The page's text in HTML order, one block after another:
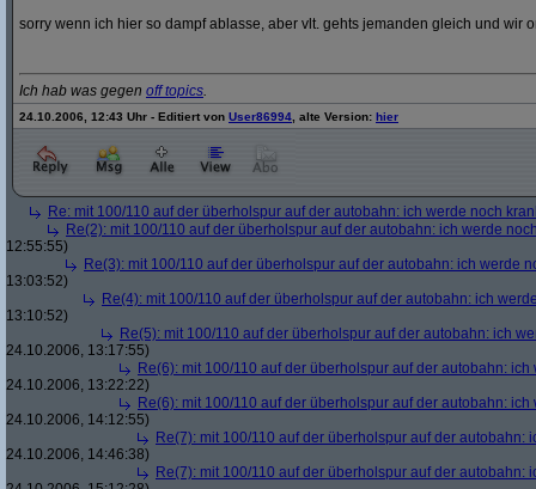
sorry wenn ich hier so dampf ablasse, aber vlt. gehts jemanden gleich und wir
Ich hab was gegen off topics.
24.10.2006, 12:43 Uhr - Editiert von User86994 , alte Version: hier
Re: mit 100/110 auf der überholspur auf der autobahn: ich werde noch
Re(2): mit 100/110 auf der überholspur auf der autobahn: ich werde
12:55:55)
Re(3): mit 100/110 auf der überholspur auf der autobahn: ich werde
13:03:52)
Re(4): mit 100/110 auf der überholspur auf der autobahn: ich
13:10:52)
Re(5): mit 100/110 auf der überholspur auf der autobahn: ich
24.10.2006, 13:17:55)
Re(6): mit 100/110 auf der überholspur auf der autobahn:
24.10.2006, 13:22:22)
Re(6): mit 100/110 auf der überholspur auf der autobahn:
24.10.2006, 14:12:55)
Re(7): mit 100/110 auf der überholspur auf der autobahn:
24.10.2006, 14:46:38)
Re(7): mit 100/110 auf der überholspur auf der autobahn: